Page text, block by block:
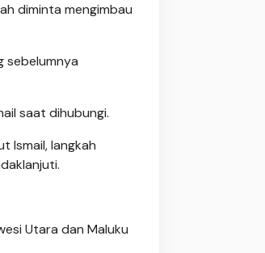
diminta mengimbau
sebelumnya
saat dihubungi.
Ismail, langkah
Utara dan Maluku